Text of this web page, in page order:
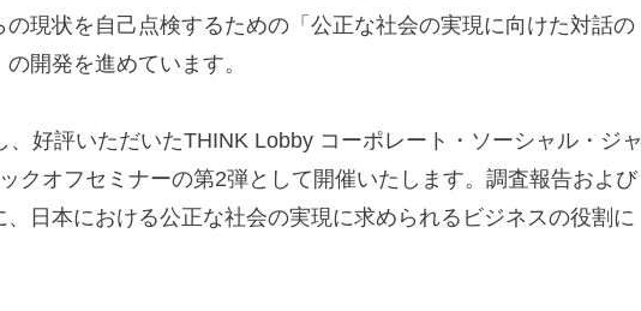
現状を自己点検するための「公正な社会の実現に向けた対話の
開発を進めています。
好評いただいたTHINK Lobby コーポレート・ソーシャル・ジャ
オフセミナーの第2弾として開催いたします。調査報告および
日本における公正な社会の実現に求められるビジネスの役割に